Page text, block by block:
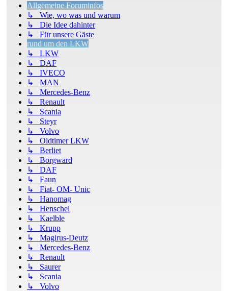
Allgemeine Foruminfos
↳ Wie, wo was und warum
↳ Die Idee dahinter
↳ Für unsere Gäste
rund um den LKW
↳ LKW
↳ DAF
↳ IVECO
↳ MAN
↳ Mercedes-Benz
↳ Renault
↳ Scania
↳ Steyr
↳ Volvo
↳ Oldtimer LKW
↳ Berliet
↳ Borgward
↳ DAF
↳ Faun
↳ Fiat- OM- Unic
↳ Hanomag
↳ Henschel
↳ Kaelble
↳ Krupp
↳ Magirus-Deutz
↳ Mercedes-Benz
↳ Renault
↳ Saurer
↳ Scania
↳ Volvo